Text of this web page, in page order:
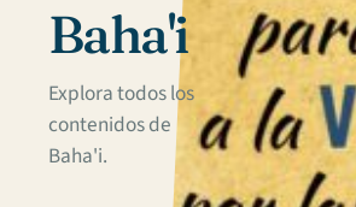
Baha'i
Explora todos los
contenidos de
Baha'i.